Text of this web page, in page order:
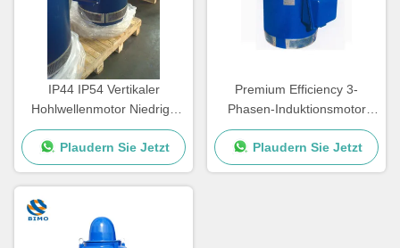
IP44 IP54 Vertikaler
Hohlwellenmotor Niedrige
Vibration 380V 660V
Plaudern Sie Jetzt
Premium Efficiency 3-
Phasen-Induktionsmotor
30kw 380V 660V VHS-Motor
Plaudern Sie Jetzt